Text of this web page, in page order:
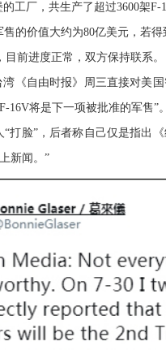
工厂，共生产了超过3600架F-
售的价值大约为80亿美元，若
前进度正常，双方保持联系。
《自由时报》周三直接对美
16V将是下一项被批准的军售”
打脸”，后者称自己仅是指出
新闻。”